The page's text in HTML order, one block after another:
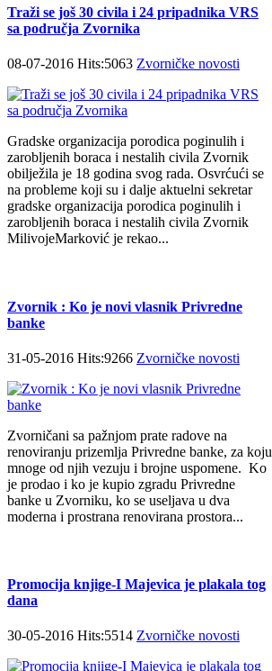
Traži se još 30 civila i 24 pripadnika VRS
sa područja Zvornika
08-07-2016 Hits:5063 Zvorničke novosti
Gradske organizacija porodica poginulih i
zarobljenih boraca i nestalih civila Zvornik
obilježila je 18 godina svog rada. Osvrćući se
na probleme koji su i dalje aktuelni sekretar
gradske organizacija porodica poginulih i
zarobljenih boraca i nestalih civila Zvornik
MilivojeMarković je rekao...
Zvornik : Ko je novi vlasnik Privredne
banke
31-05-2016 Hits:9266 Zvorničke novosti
Zvorničani sa pažnjom prate radove na
renoviranju prizemlja Privredne banke, za koju
mnoge od njih vezuju i brojne uspomene. Ko
je prodao i ko je kupio zgradu Privredne
banke u Zvorniku, ko se useljava u dva
moderna i prostrana renovirana prostora...
Promocija knjige-I Majevica je plakala tog
dana
30-05-2016 Hits:5514 Zvorničke novosti